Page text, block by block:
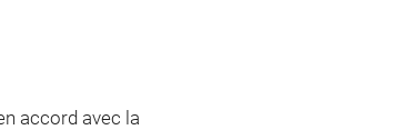
accord avec la